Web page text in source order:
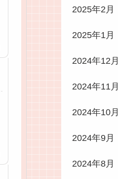
2025年2月
2025年1月
2024年12月
2024年11月
2024年10月
2024年9月
2024年8月